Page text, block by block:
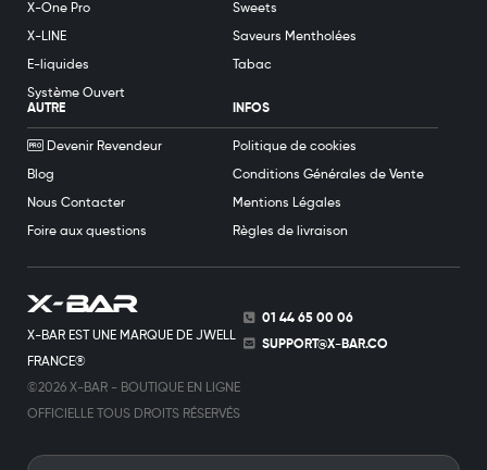
X-BAR EST UNE MARQUE DE JWELL
FRANCE®
©2026 X-BAR - BOUTIQUE EN LIGNE
OFFICIELLE TOUS DROITS RÉSERVÉS
01 44 65 00 06
SUPPORT@X-BAR.CO
X-One Pro
X-LINE
E-liquides
Système Ouvert
Sweets
Saveurs Mentholées
Tabac
AUTRE
Devenir Revendeur
Blog
Nous Contacter
Foire aux questions
INFOS
Politique de cookies
Conditions Générales de Vente
Mentions Légales
Règles de livraison